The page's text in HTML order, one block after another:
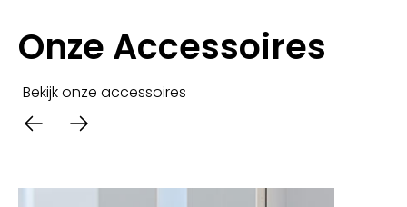
Onze Accessoires
Bekijk onze accessoires